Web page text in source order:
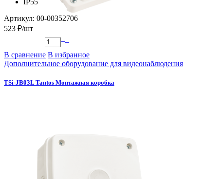
IP55
Артикул: 00-00352706
523 ₽/шт
+–
В сравнение В избранное
Дополнительное оборудование для видеонаблюдения
TSi-JB03L Tantos Монтажная коробка